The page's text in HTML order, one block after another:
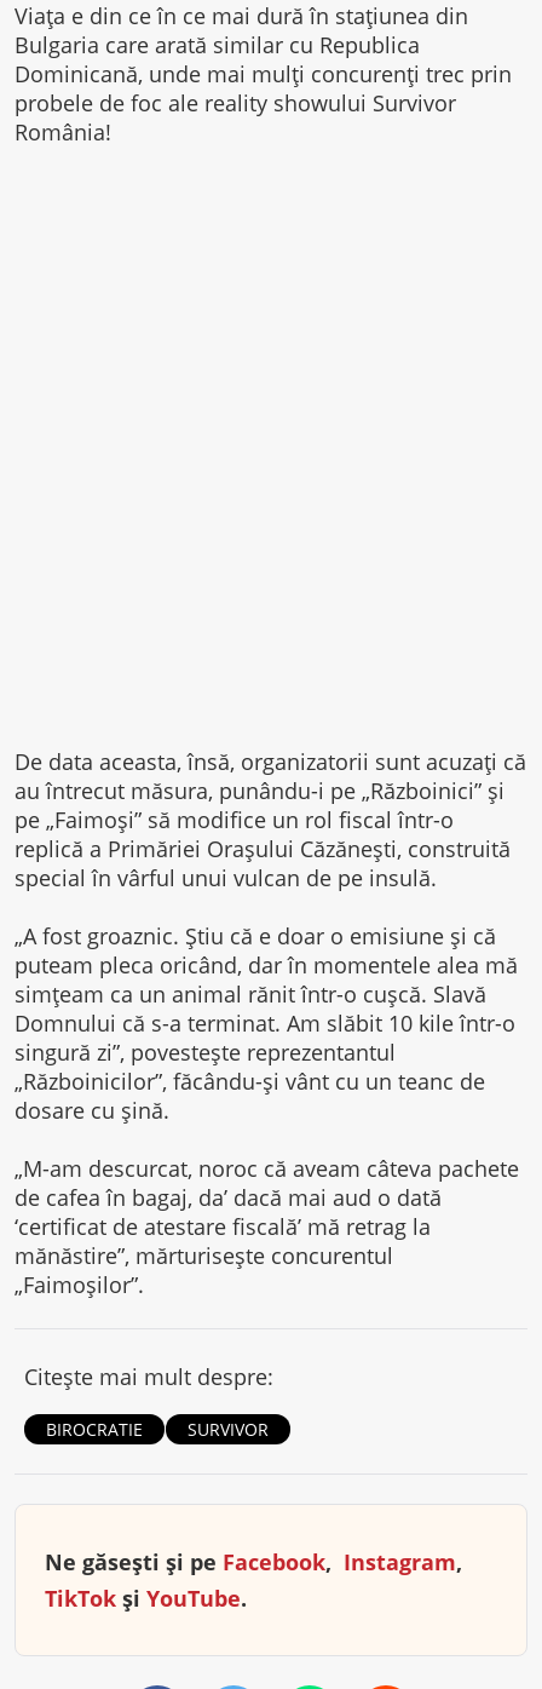
Viaţa e din ce în ce mai dură în staţiunea din
Bulgaria care arată similar cu Republica
Dominicană, unde mai mulţi concurenţi trec prin
probele de foc ale reality showului Survivor
România!
De data aceasta, însă, organizatorii sunt acuzaţi că
au întrecut măsura, punându-i pe „Războinici” şi
pe „Faimoşi” să modifice un rol fiscal într-o
replică a Primăriei Oraşului Căzăneşti, construită
special în vârful unui vulcan de pe insulă.
„A fost groaznic. Ştiu că e doar o emisiune şi că
puteam pleca oricând, dar în momentele alea mă
simţeam ca un animal rănit într-o cuşcă. Slavă
Domnului că s-a terminat. Am slăbit 10 kile într-o
singură zi”, povesteşte reprezentantul
„Războinicilor”, făcându-şi vânt cu un teanc de
dosare cu şină.
„M-am descurcat, noroc că aveam câteva pachete
de cafea în bagaj, da’ dacă mai aud o dată
‘certificat de atestare fiscală’ mă retrag la
mănăstire”, mărturiseşte concurentul
„Faimoşilor”.
Citește mai mult despre:
BIROCRATIE SURVIVOR
Ne găsești și pe Facebook, Instagram,
TikTok și YouTube.